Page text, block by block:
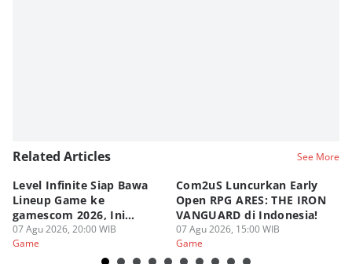
Related Articles See More
Level Infinite Siap Bawa
Lineup Game ke
gamescom 2026, Ini
Judulnya!
07 Agu 2026, 20:00 WIB
Game
Com2uS Luncurkan Early
Open RPG ARES: THE IRON
VANGUARD di Indonesia!
07 Agu 2026, 15:00 WIB
Game